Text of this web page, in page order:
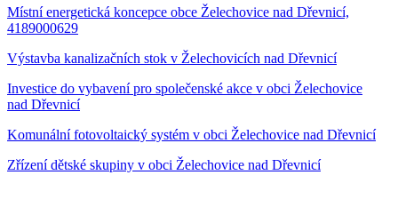
Místní energetická koncepce obce Želechovice nad Dřevnicí,
4189000629
Výstavba kanalizačních stok v Želechovicích nad Dřevnicí
Investice do vybavení pro společenské akce v obci Želechovice
nad Dřevnicí
Komunální fotovoltaický systém v obci Želechovice nad Dřevnicí
Zřízení dětské skupiny v obci Želechovice nad Dřevnicí